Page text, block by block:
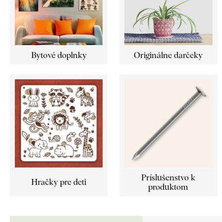
Bytové doplnky Originálne darčeky
Hračky pre deti
Príslušenstvo k
produktom